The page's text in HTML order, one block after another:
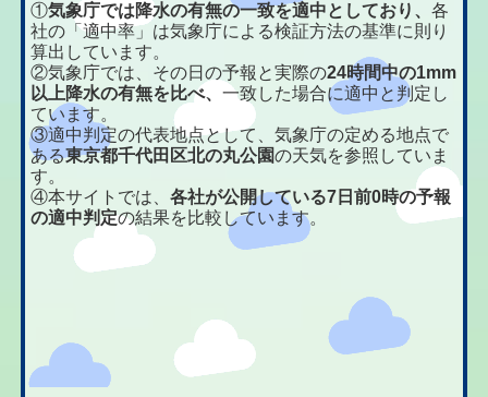
①気象庁では降水の有無の一致を適中としており、各
社の「適中率」は気象庁による検証方法の基準に則り
算出しています。
②気象庁では、その日の予報と実際の24時間中の1mm
以上降水の有無を比べ、一致した場合に適中と判定し
ています。
③適中判定の代表地点として、気象庁の定める地点で
ある東京都千代田区北の丸公園の天気を参照していま
す。
④本サイトでは、各社が公開している7日前0時の予報
の適中判定の結果を比較しています。